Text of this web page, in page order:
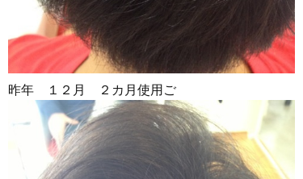
昨年 １２月 ２カ月使用ご